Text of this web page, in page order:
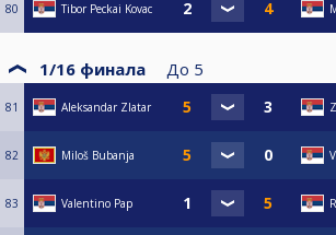
80 Tibor Peckai Kovac
1/16 финала До 5
81 Aleksandar Zlatar
82 Miloš Bubanja
83 Valentino Pap